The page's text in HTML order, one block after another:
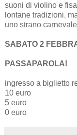
suoni di violino e
lontane tradizioni,
uno strano
SABATO 2
PASSAPAROLA!
ingresso a biglietto
10 euro
5 euro
0 euro